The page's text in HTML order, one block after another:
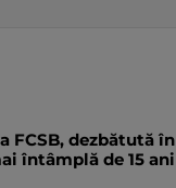
FCSB, dezbătută în
întâmplă de 15 ani